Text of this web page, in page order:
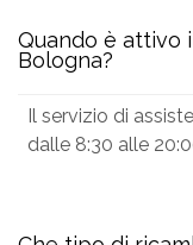
Quando è attivo
Bologna?
Il servizio di
dalle 8:30 alle